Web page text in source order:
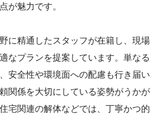
が魅力です。
に精通したスタッフが在籍し、現場
なプランを提案しています。単なる
安全性や環境面への配慮も行き届い
関係を大切にしている姿勢がうかが
宅関連の解体などでは、丁寧かつ的